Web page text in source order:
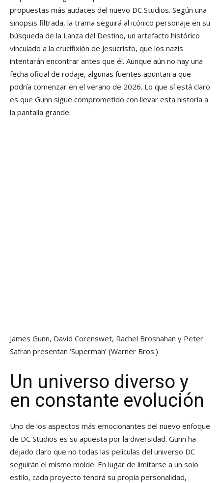
propuestas más audaces del nuevo DC Studios. Según una
sinopsis filtrada, la trama seguirá al icónico personaje en su
búsqueda de la Lanza del Destino, un artefacto histórico
vinculado a la crucifixión de Jesucristo, que los nazis
intentarán encontrar antes que él. Aunque aún no hay una
fecha oficial de rodaje, algunas fuentes apuntan a que
podría comenzar en el verano de 2026. Lo que sí está claro
es que Gunn sigue comprometido con llevar esta historia a
la pantalla grande.
James Gunn, David Corenswet, Rachel Brosnahan y Peter
Safran presentan ‘Superman’ (Warner Bros.)
Un universo diverso y
en constante evolución
Uno de los aspectos más emocionantes del nuevo enfoque
de DC Studios es su apuesta por la diversidad. Gunn ha
dejado claro que no todas las películas del universo DC
seguirán el mismo molde. En lugar de limitarse a un solo
estilo, cada proyecto tendrá su propia personalidad,